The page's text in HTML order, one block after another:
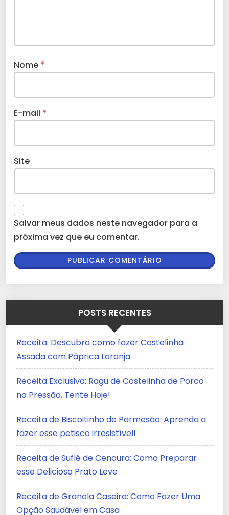
Nome *
E-mail *
Site
Salvar meus dados neste navegador para a
próxima vez que eu comentar.
POSTS RECENTES
Receita: Descubra como fazer Costelinha
Assada com Páprica Laranja
Receita Exclusiva: Ragu de Costelinha de Porco
na Pressão, Tente Hoje!
Receita de Biscoitinho de Parmesão: Aprenda a
fazer esse petisco irresistível!
Receita de Suflê de Cenoura: Como Preparar
esse Delicioso Prato Leve
Receita de Granola Caseira: Como Fazer Uma
Opção Saudável em Casa